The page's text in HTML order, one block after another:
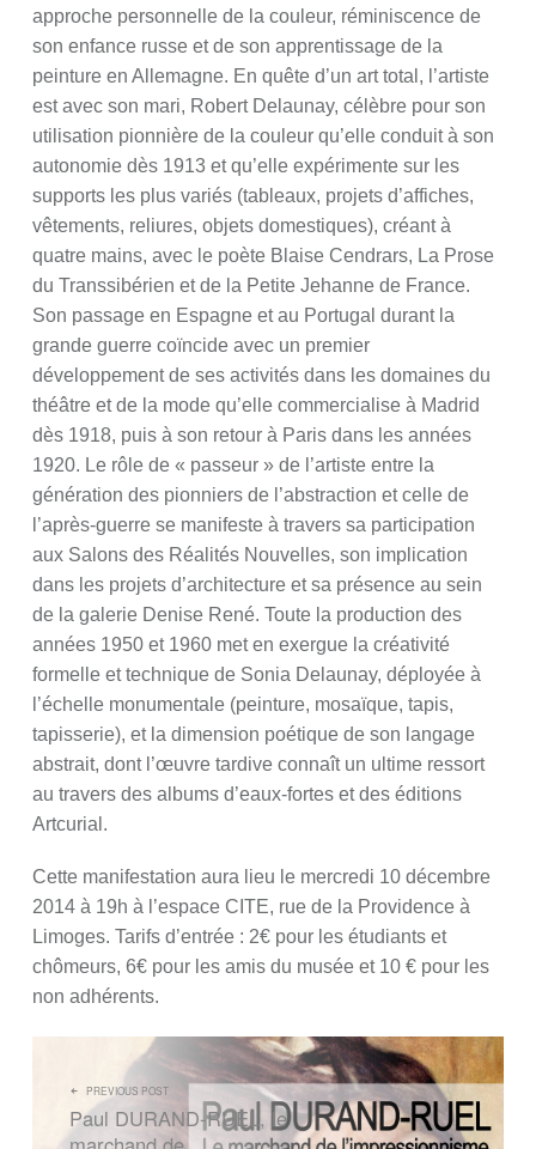
approche personnelle de la couleur, réminiscence de
son enfance russe et de son apprentissage de la
peinture en Allemagne. En quête d’un art total, l’artiste
est avec son mari, Robert Delaunay, célèbre pour son
utilisation pionnière de la couleur qu’elle conduit à son
autonomie dès 1913 et qu’elle expérimente sur les
supports les plus variés (tableaux, projets d’affiches,
vêtements, reliures, objets domestiques), créant à
quatre mains, avec le poète Blaise Cendrars, La Prose
du Transsibérien et de la Petite Jehanne de France.
Son passage en Espagne et au Portugal durant la
grande guerre coïncide avec un premier
développement de ses activités dans les domaines du
théâtre et de la mode qu’elle commercialise à Madrid
dès 1918, puis à son retour à Paris dans les années
1920. Le rôle de « passeur » de l’artiste entre la
génération des pionniers de l’abstraction et celle de
l’après-guerre se manifeste à travers sa participation
aux Salons des Réalités Nouvelles, son implication
dans les projets d’architecture et sa présence au sein
de la galerie Denise René. Toute la production des
années 1950 et 1960 met en exergue la créativité
formelle et technique de Sonia Delaunay, déployée à
l’échelle monumentale (peinture, mosaïque, tapis,
tapisserie), et la dimension poétique de son langage
abstrait, dont l’œuvre tardive connaît un ultime ressort
au travers des albums d’eaux-fortes et des éditions
Artcurial.
Cette manifestation aura lieu le mercredi 10 décembre
2014 à 19h à l’espace CITE, rue de la Providence à
Limoges. Tarifs d’entrée : 2€ pour les étudiants et
chômeurs, 6€ pour les amis du musée et 10 € pour les
non adhérents.
NAVIGATION DE L’ARTICLE
PREVIOUS POST
Paul DURAND-RUEL, le